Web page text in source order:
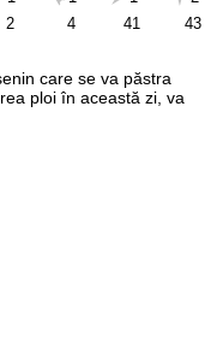
2
4
41
43
care se va păstra
ploi în această zi, va